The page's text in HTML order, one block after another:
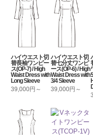
ハイウエスト切
替長袖ワンピー
ス(OP-7) / High
Waist Dress with
Long Sleeve
39,000円～
ハイウエスト切
替七分丈ワンピ
ース(OP-6) / High
Waist Dress with
3/4 Sleeve
39,000円～